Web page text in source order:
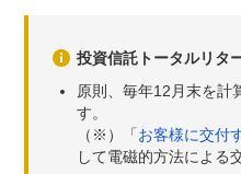
投資信託トータルリタ
原則、毎年12月末を
す。
（※）「お客様に交付
して電磁的方法による